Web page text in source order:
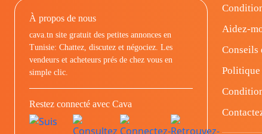
À propos de nous
cava.tn site gratuit des petites annonces en
Tunisie: Chattez, discutez et négociez. Les
vendeurs et acheteurs prés de chez vous en
simple clic.
Restez connecté avec Cava
Aidez-
Conseils